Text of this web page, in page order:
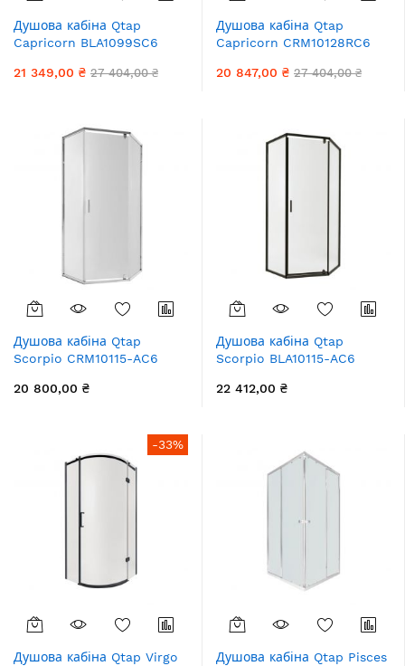
Душова кабіна Qtap
Capricorn BLA1099SC6
покриття CalcLess без
21 349,00 ₴ 27 404,00 ₴
Душова кабіна Qtap
Capricorn CRM10128RC6
покриття CalcLess без
20 847,00 ₴ 27 404,00 ₴
Душова кабіна Qtap
Scorpio CRM10115-AC6
мм, покриття CalcLess, без
20 800,00 ₴
Душова кабіна Qtap
Scorpio BLA10115-AC6
мм, покриття CalcLess без
22 412,00 ₴
-33%
Душова кабіна Qtap Virgo
Душова кабіна Qtap Pisces